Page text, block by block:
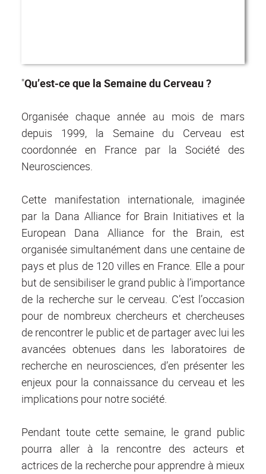
"Qu’est-ce que la Semaine du Cerveau ?
Organisée chaque année au mois de mars
depuis 1999, la Semaine du Cerveau est
coordonnée en France par la Société des
Neurosciences.
Cette manifestation internationale, imaginée
par la Dana Alliance for Brain Initiatives et la
European Dana Alliance for the Brain, est
organisée simultanément dans une centaine de
pays et plus de 120 villes en France. Elle a pour
but de sensibiliser le grand public à l’importance
de la recherche sur le cerveau. C’est l’occasion
pour de nombreux chercheurs et chercheuses
de rencontrer le public et de partager avec lui les
avancées obtenues dans les laboratoires de
recherche en neurosciences, d’en présenter les
enjeux pour la connaissance du cerveau et les
implications pour notre société.
Pendant toute cette semaine, le grand public
pourra aller à la rencontre des acteurs et
actrices de la recherche pour apprendre à mieux